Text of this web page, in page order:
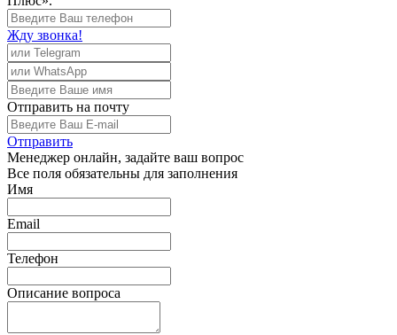
Жду звонка!
Отправить на почту
Отправить
Менеджер онлайн, задайте ваш вопрос
Все поля обязательны для заполнения
Имя
Email
Телефон
Описание вопроса